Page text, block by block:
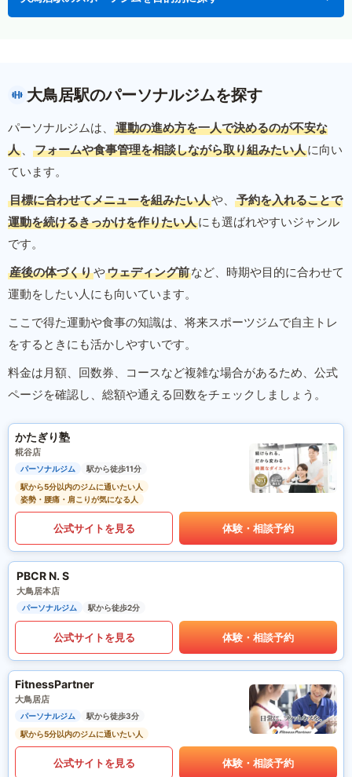
大鳥居駅のパーソナルジムを探す
パーソナルジムは、
運動の進め方を一人で決めるのが不安な
人 、 フォームや食事管理を相談しながら取り組みたい人に向い
ています。
目標に合わせてメニューを組みたい人や、
予約を入れることで
運動を続けるきっかけを作りたい人にも選ばれやすいジャンル
です。
産後の体づくりやウェディング前など、時期や目的に合わせて
運動をしたい人にも向いています。
ここで得た運動や食事の知識は、将来スポーツジムで自主トレ
をするときにも活かしやすいです。
料金は月額、回数券、コースなど複雑な場合があるため、公式
ページを確認し、総額や通える回数をチェックしましょう。
かたぎり塾
糀谷店
パーソナルジム
駅から徒歩11分
駅から5分以内のジムに通いたい人
姿勢・腰痛・肩こりが気になる人
公式サイトを見る 体験・相談予約
PBCR N. S
大鳥居本店
パーソナルジム 駅から徒歩2分
公式サイトを見る 体験・相談予約
FitnessPartner
大鳥居店
パーソナルジム
駅から徒歩3分
駅から5分以内のジムに通いたい人
公式サイトを見る 体験・相談予約